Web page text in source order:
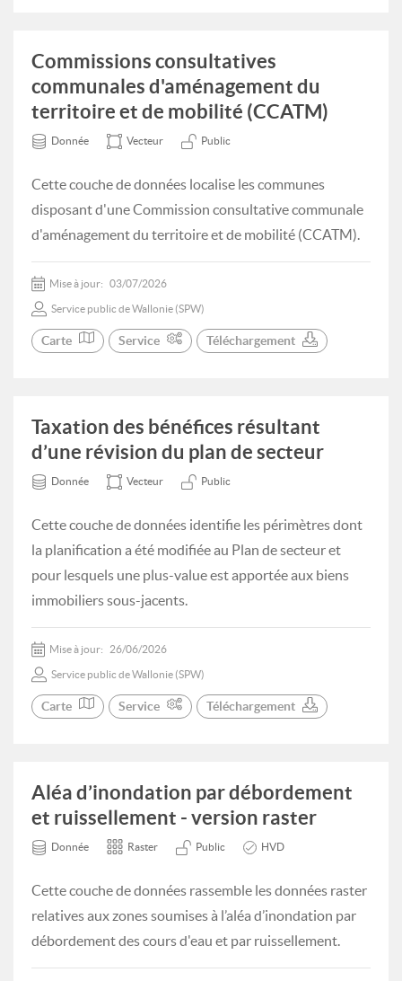
Commissions consultatives
communales d'aménagement du
territoire et de mobilité (CCATM)
Donnée Vecteur Public
Cette couche de données localise les communes
disposant d'une Commission consultative communale
d'aménagement du territoire et de mobilité (CCATM).
Mise à jour: 03/07/2026
Service public de Wallonie (SPW)
Carte Service Téléchargement
Taxation des bénéfices résultant
d’une révision du plan de secteur
Donnée Vecteur Public
Cette couche de données identifie les périmètres dont
la planification a été modifiée au Plan de secteur et
pour lesquels une plus-value est apportée aux biens
immobiliers sous-jacents.
Mise à jour: 26/06/2026
Service public de Wallonie (SPW)
Carte Service Téléchargement
Aléa d’inondation par débordement
et ruissellement - version raster
Donnée Raster Public HVD
Cette couche de données rassemble les données raster
relatives aux zones soumises à l’aléa d’inondation par
débordement des cours d'eau et par ruissellement.